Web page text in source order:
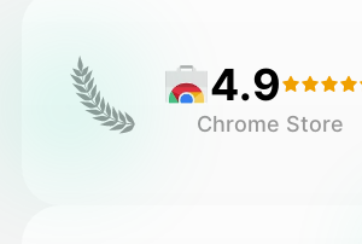
4.9
Chrome Store